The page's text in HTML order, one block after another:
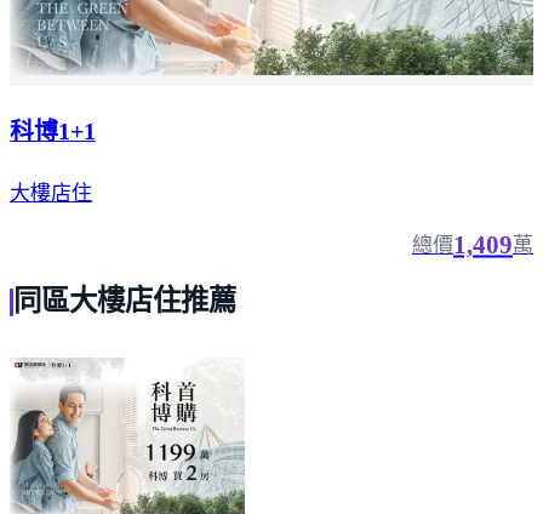
科博1+1
大樓店住
總價1,409萬
同區大樓店住推薦